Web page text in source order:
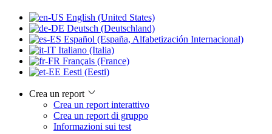
English (United States)
Deutsch (Deutschland)
Español (España, Alfabetización Internacional)
Italiano (Italia)
Français (France)
Eesti (Eesti)
Crea un report
Crea un report interattivo
Crea un report di gruppo
Informazioni sui test